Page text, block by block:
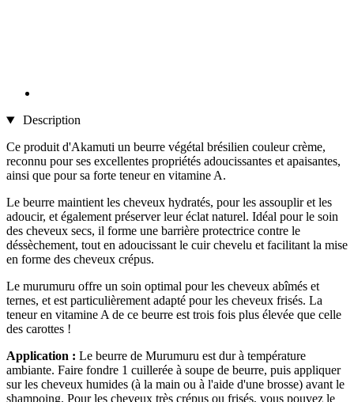
Description
Ce produit d'Akamuti un beurre végétal brésilien couleur crème,
reconnu pour ses excellentes propriétés adoucissantes et apaisantes,
ainsi que pour sa forte teneur en vitamine A.
Le beurre maintient les cheveux hydratés, pour les assouplir et les
adoucir, et également préserver leur éclat naturel. Idéal pour le soin
des cheveux secs, il forme une barrière protectrice contre le
déssèchement, tout en adoucissant le cuir chevelu et facilitant la mise
en forme des cheveux crépus.
Le murumuru offre un soin optimal pour les cheveux abîmés et
ternes, et est particulièrement adapté pour les cheveux frisés. La
teneur en vitamine A de ce beurre est trois fois plus élevée que celle
des carottes !
Application : Le beurre de Murumuru est dur à température
ambiante. Faire fondre 1 cuillerée à soupe de beurre, puis appliquer
sur les cheveux humides (à la main ou à l'aide d'une brosse) avant le
shampoing. Pour les cheveux très crépus ou frisés, vous pouvez le